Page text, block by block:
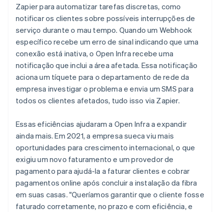
Zapier para automatizar tarefas discretas, como
notificar os clientes sobre possíveis interrupções de
serviço durante o mau tempo. Quando um Webhook
específico recebe um erro de sinal indicando que uma
conexão está inativa, o Open Infra recebe uma
notificação que inclui a área afetada. Essa notificação
aciona um tíquete para o departamento de rede da
empresa investigar o problema e envia um SMS para
todos os clientes afetados, tudo isso via Zapier.
Essas eficiências ajudaram a Open Infra a expandir
ainda mais. Em 2021, a empresa sueca viu mais
oportunidades para crescimento internacional, o que
exigiu um novo faturamento e um provedor de
pagamento para ajudá-la a faturar clientes e cobrar
pagamentos online após concluir a instalação da fibra
em suas casas. "Queríamos garantir que o cliente fosse
faturado corretamente, no prazo e com eficiência, e